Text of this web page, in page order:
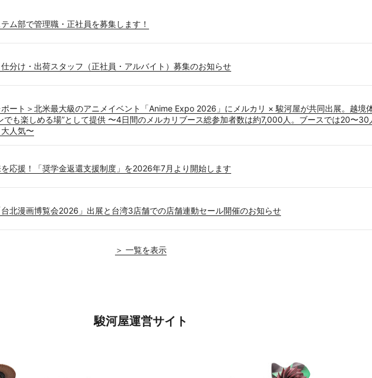
ム部で管理職・正社員を募集します！
仕分け・出荷スタッフ（正社員・アルバイト）募集のお知らせ
ポート＞北米最大級のアニメイベント「Anime Expo 2026」にメルカリ × 駿河屋が共同出展。越境
でも楽しめる場”として提供 〜4日間のメルカリブース総参加者数は約7,000人。ブースでは20〜30
人気〜
応援！「奨学金返還支援制度」を2026年7月より開始します
北漫画博覧会2026」出展と台湾3店舗での店舗連動セール開催のお知らせ
＞ 一覧を表示
駿河屋運営サイト